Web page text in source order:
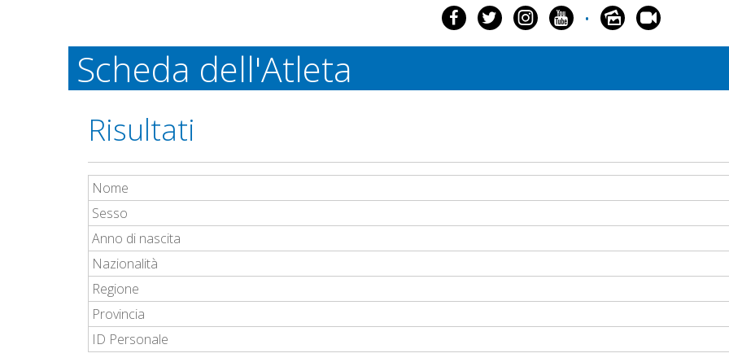
•
Scheda dell'Atleta
Risultati
Nome
Sesso
Anno di nascita
Nazionalità
Regione
Provincia
ID Personale